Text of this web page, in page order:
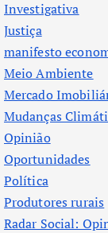
Investigativa
Justiça
manifesto
Meio Ambiente
Mercado
Mudanças
Opinião
Oportunidades
Política
Produtores rurais
Radar Social: